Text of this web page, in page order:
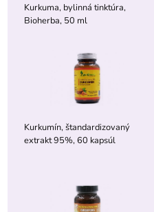
Kurkuma, bylinná tinktúra,
Bioherba, 50 ml
Kurkumín, štandardizovaný
extrakt 95%, 60 kapsúl